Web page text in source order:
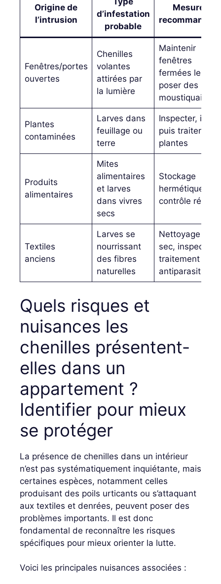
Origine de
l’intrusion
d’infestation
probable
Mesures
Fenêtres/portes
ouvertes
Chenilles
volantes
attirées par
la lumière
Maintenir
fenêtres
fermées le soir,
poser des
moustiquaires
Plantes
contaminées
Larves dans
feuillage ou
terre
Inspecter, isoler
puis traiter les
plantes
Produits
alimentaires
Mites
alimentaires
et larves
dans vivres
secs
Stockage
hermétique,
contrôle
Textiles
anciens
Larves se
nourrissant
des fibres
naturelles
Nettoyage à
sec, inspection,
traitement
antiparasitaire
Quels risques et
nuisances les
chenilles présentent-
elles dans un
appartement ?
Identifier pour mieux
se protéger
La présence de chenilles dans un intérieur
n’est pas systématiquement inquiétante, mais
certaines espèces, notamment celles
produisant des poils urticants ou s’attaquant
aux textiles et denrées, peuvent poser des
problèmes importants. Il est donc
fondamental de reconnaître les risques
spécifiques pour mieux orienter la lutte.
Voici les principales nuisances associées :